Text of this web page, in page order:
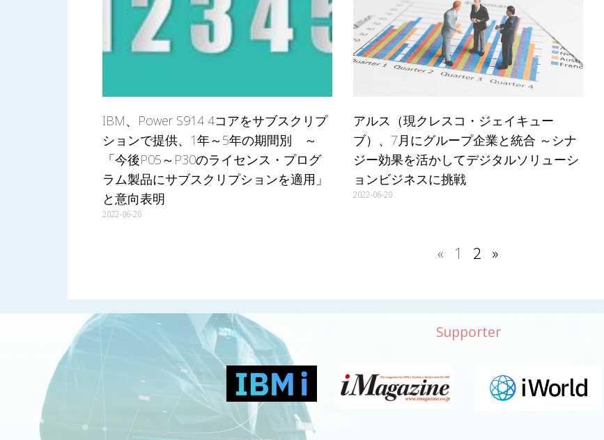
IBM、Power S914 4コアをサブスクリプ
ションで提供、1年～5年の期間別 ～
「今後P05～P30のライセンス・プログ
ラム製品にサブスクリプションを適用」
と意向表明
2022-06-20
アルス（現クレスコ・ジェイキュー
ブ）、7月にグループ企業と統合 ～シナ
ジー効果を活かしてデジタルソリューシ
ョンビジネスに挑戦
2022-06-20
« 1 2 »
Supporter